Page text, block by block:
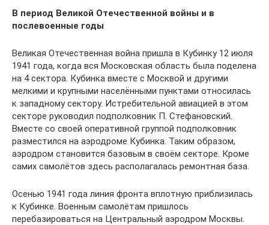
В период Великой Отечественной войны и в
послевоенные годы
Великая Отечественная война пришла в Кубинку 12 июля
1941 года, когда вся Московская область была поделена
на 4 сектора. Кубинка вместе с Москвой и другими
мелкими и крупными населёнными пунктами относилась
к западному сектору. Истребительной авиацией в этом
секторе руководил подполковник П. Стефановский.
Вместе со своей оперативной группой подполковник
разместился на аэродроме Кубинка. Таким образом,
аэродром становится базовым в своём секторе. Кроме
самих самолётов здесь располагалась ремонтная база.
Осенью 1941 года линия фронта вплотную приблизилась
к Кубинке. Военным самолётам пришлось
перебазироваться на Центральный аэродром Москвы.